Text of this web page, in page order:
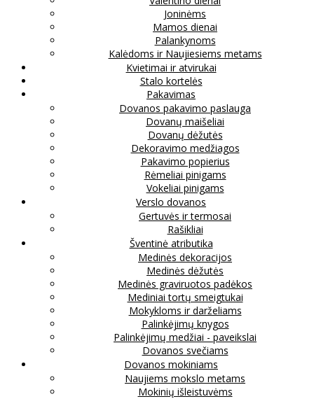
Joninėms
Mamos dienai
Palankynoms
Kalėdoms ir Naujiesiems metams
Kvietimai ir atvirukai
Stalo kortelės
Pakavimas
Dovanos pakavimo paslauga
Dovanų maišeliai
Dovanų dėžutės
Dekoravimo medžiagos
Pakavimo popierius
Rėmeliai pinigams
Vokeliai pinigams
Verslo dovanos
Gertuvės ir termosai
Rašikliai
Šventinė atributika
Medinės dekoracijos
Medinės dėžutės
Medinės graviruotos padėkos
Mediniai tortų smeigtukai
Mokykloms ir darželiams
Palinkėjimų knygos
Palinkėjimų medžiai - paveikslai
Dovanos svečiams
Dovanos mokiniams
Naujiems mokslo metams
Mokinių išleistuvėms